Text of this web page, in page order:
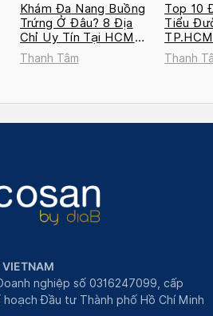
Khám Đa Nang Buồng
Trứng Ở Đâu? 8 Địa
Chỉ Uy Tín Tại HCM
và Hà Nội 2026
Thanh Tâm
Top 10
Tiểu
2026
Thanh
VIETNAM
nghiệp số 0316247099, cấp
Đầu tư Thành phố Hồ Chí Minh